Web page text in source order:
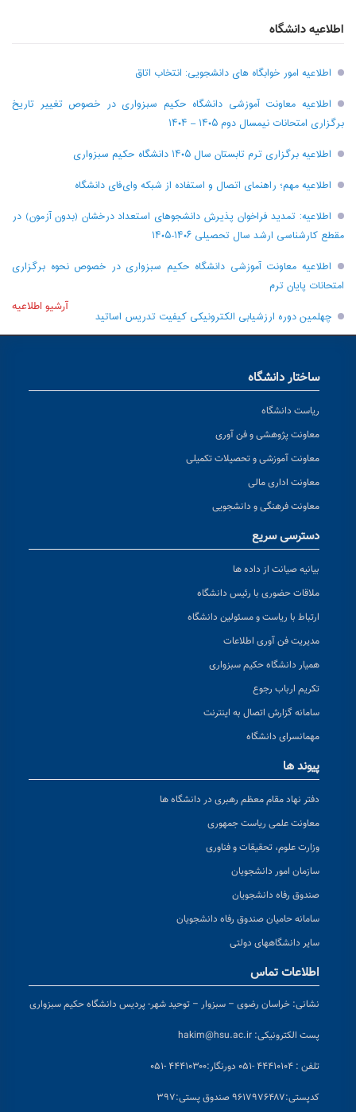
اطلاعیه دانشگاه
اطلاعیه امور خوابگاه های دانشجویی: انتخاب اتاق
اطلاعیه معاونت آموزشی دانشگاه حکیم سبزواری در خصوص تغییر تاریخ
برگزاری امتحانات نیمسال دوم ۱۴۰۵ – ۱۴۰۴
اطلاعیه برگزاری ترم تابستان سال ۱۴۰۵ دانشگاه حکیم سبزواری
اطلاعیه مهم؛ راهنمای اتصال و استفاده از شبکه وای‌فای دانشگاه
اطلاعیه: تمدید فراخوان پذیرش دانشجو‌های استعداد درخشان (بدون آزمون) در
مقطع کارشناسی ارشد سال تحصیلی ۱۴۰۶-۱۴۰۵
اطلاعیه معاونت آموزشی دانشگاه حکیم سبزواری در خصوص نحوه برگزاری
امتحانات پایان ترم
چهلمین دوره ارزشیابی الکترونیکی کیفیت تدریس اساتید
آرشیو اطلاعیه
ساختار دانشگاه
ریاست دانشگاه
معاونت پژوهشی و فن آوری
معاونت آموزشی و تحصیلات تکمیلی
معاونت اداری مالی
معاونت فرهنگی و دانشجویی
دسترسی سریع
بیانیه صیانت از داده ها
ملاقات حضوری با رئیس دانشگاه
ارتباط با ریاست و مسئولین دانشگاه
مدیریت فن آوری اطلاعات
همیار دانشگاه حکیم سبزواری
تکریم ارباب رجوع
سامانه گزارش اتصال به اینترنت
مهمانسرای دانشگاه
پیوند ها
دفتر نهاد مقام معظم رهبری در دانشگاه ها
معاونت علمی ریاست جمهوری
وزارت علوم، تحقیقات و فناوری
سازمان امور دانشجویان
صندوق رفاه دانشجویان
سامانه حامیان صندوق رفاه دانشجویان
سایر دانشگاههای دولتی
اطلاعات تماس
نشانی: خراسان رضوی – سبزوار – توحید شهر- پردیس دانشگاه حکیم سبزواری
پست الکترونیکی: hakim@hsu.ac.ir
تلفن : ۴۴۴۱۰۱۰۴ -۰۵۱ دورنگار:۴۴۴۱۰۳۰۰ -۰۵۱
کدپستی:۹۶۱۷۹۷۶۴۸۷ صندوق پستی:۳۹۷